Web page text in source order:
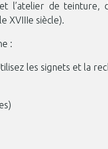
l’atelier de teinture,
XVIIIe siècle).
:
les signets et la